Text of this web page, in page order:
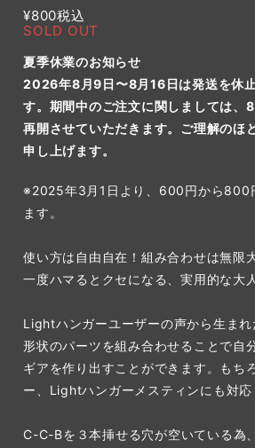
¥800税込
SOLD OUT
夏季休業のお知らせ
2026年8月9日〜8月16日は発送を休
す。期間中のご注文に関しましては、
再開させていただきます。ご理解のほ
申し上げます。
※2025年3月1日より、600円から800
ます。
使い方は自由自在！組み合わせは無限
一度ハマるとクセになる、実用的な大
Lightハンガーユーザーの声から生ま
形状のパーツを組み合わせることで自
ギアを作り出すことができます。もち
ー、Lightハンガーメスティンにも対応
C-C-Bを３本挿せる穴が空いている為